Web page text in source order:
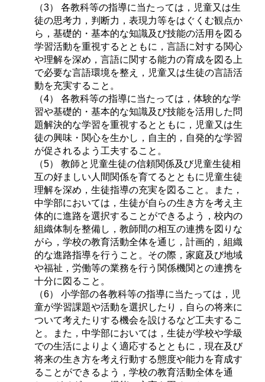
（3） 各教科等の指導に当たっては，児童又は生
徒の思考力，判断力，表現力等をはぐくむ観点か
ら，基礎的・基本的な知識及び技能の活用を図る
学習活動を重視するとともに，言語に対する関心
や理解を深め，言語に関する能力の育成を図る上
で必要な言語環境を整え，児童又は生徒の言語活
動を充実すること。
（4） 各教科等の指導に当たっては，体験的な学
習や基礎的・基本的な知識及び技能を活用した問
題解決的な学習を重視するとともに，児童又は生
徒の興味・関心を生かし，自主的，自発的な学習
が促されるよう工夫すること。
（5） 教師と児童生徒の信頼関係及び児童生徒相
互の好ましい人間関係を育てるとともに児童生徒
理解を深め，生徒指導の充実を図ること。また，
中学部においては，生徒が自らの生き方を考え主
体的に進路を選択することができるよう，校内の
組織体制を整備し，教師間の相互の連携を図りな
がら，学校の教育活動全体を通じ，計画的，組織
的な進路指導を行うこと。その際，家庭及び地域
や福祉，労働等の業務を行う関係機関との連携を
十分に図ること。
（6） 小学部の各教科等の指導に当たっては，児
童が学習課題や活動を選択したり，自らの将来に
ついて考えたりする機会を設けるなど工夫するこ
と。また，中学部においては，生徒が学校や学級
での生活によりよく適応するとともに，現在及び
将来の生き方を考え行動する態度や能力を育成す
ることができるよう，学校の教育活動全体を通